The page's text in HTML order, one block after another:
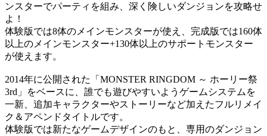
ンスターでパーティを組み、深く険しいダンジョンを攻略せ
よ！
体験版では8体のメインモンスターが使え、完成版では160体
以上のメインモンスター+130体以上のサポートモンスター
が使えます。
2014年に公開された「MONSTER RINGDOM ～ ホーリー祭
3rd」をベースに、誰でも遊びやすいようゲームシステムを
一新、追加キャラクターやストーリーなど加えたフルリメイ
ク＆アペンドタイトルです。
体験版では新たなゲームデザインのもと、専用のダンジョン